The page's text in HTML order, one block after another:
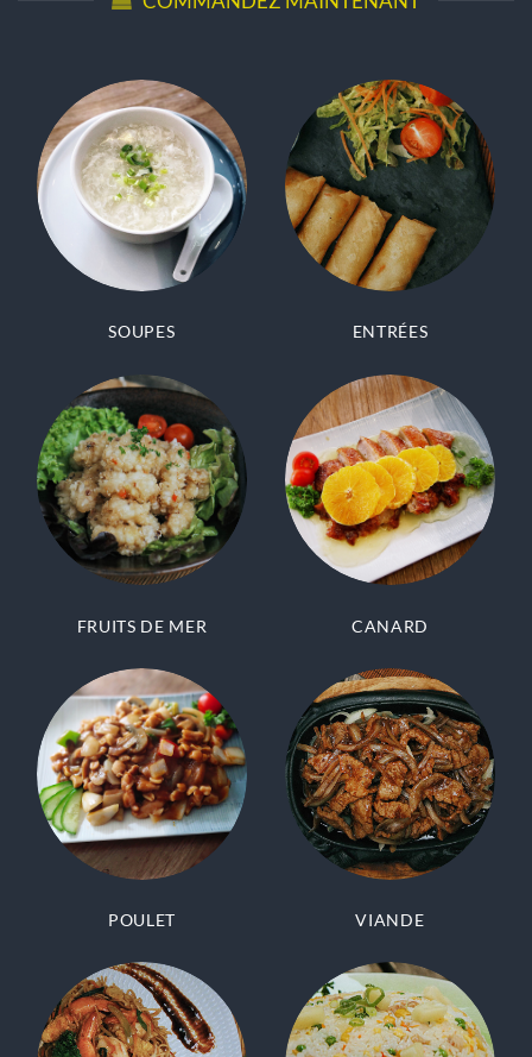
SOUPES ENTRÉES
FRUITS DE MER CANARD
POULET VIANDE